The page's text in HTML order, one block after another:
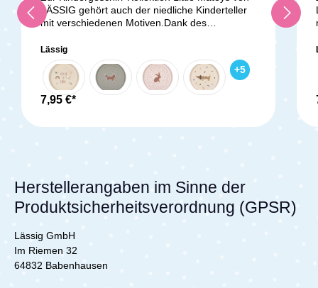
LÄSSIG gehört auch der niedliche Kinderteller
mit verschiedenen Motiven.Dank des
Tellers bleibt er sicher auf dem Tisch stehen.
Alle Geschirrteile sind nicht nur BPA-frei und
leicht, sondern auch spülmaschinen- und
mikrowellengeeignet. Sie bestehen aus einer
umweltfreundlichen Mischung aus Polypropylen
ressourcenschonender als herkömmliches
Lässig
+5
7,95 €*
Herstellerangaben im Sinne der
Produktsicherheitsverordnung (GPSR)
Lässig GmbH
Im Riemen 32
64832 Babenhausen